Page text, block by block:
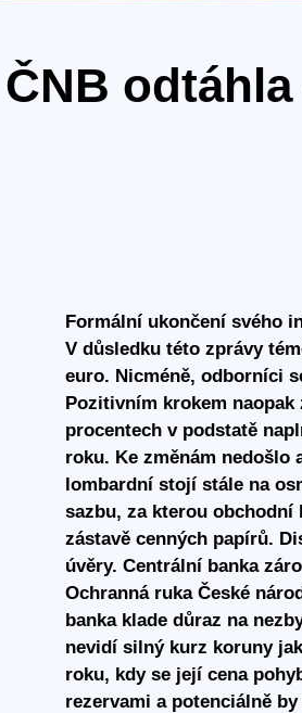
ČNB
Formální ukončení svého
V důsledku této zprávy
euro. Nicméně, odborníci
Pozitivním krokem naopak
procentech v podstatě
roku. Ke změnám nedošlo
lombardní stojí stále na
sazbu, za kterou
zástavě cenných papírů.
úvěry. Centrální banka
Ochranná ruka České
banka klade důraz na
nevidí silný kurz koruny
roku, kdy se její cena
rezervami a potenciálně